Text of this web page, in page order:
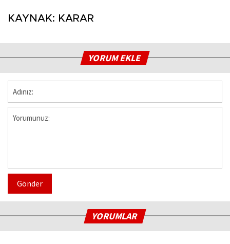
KAYNAK: KARAR
YORUM EKLE
Gönder
YORUMLAR